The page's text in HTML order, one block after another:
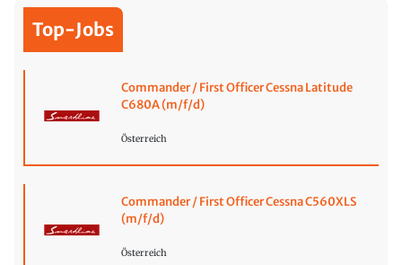
Top-Jobs
Commander / First Officer Cessna Latitude
C680A (m/f/d)
Österreich
Commander / First Officer Cessna C560XLS
(m/f/d)
Österreich